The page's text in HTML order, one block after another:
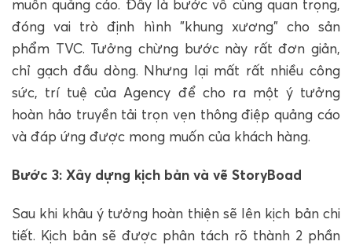
muốn quảng cáo. Đây là bước vô cùng quan trọng,
đóng vai trò định hình "khung xương" cho sản
phẩm TVC. Tưởng chừng bước này rất đơn giản,
chỉ gạch đầu dòng. Nhưng lại mất rất nhiều công
sức, trí tuệ của Agency để cho ra một ý tưởng
hoàn hảo truyền tải trọn vẹn thông điệp quảng cáo
và đáp ứng được mong muốn của khách hàng.
Bước 3: Xây dựng kịch bản và vẽ StoryBoad
Sau khi khâu ý tưởng hoàn thiện sẽ lên kịch bản chi
tiết. Kịch bản sẽ được phân tách rõ thành 2 phần